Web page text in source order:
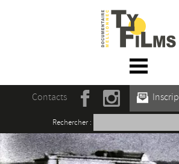
☰ Menu
Accueil
Actualités
L’association
Contacts
Rechercher :